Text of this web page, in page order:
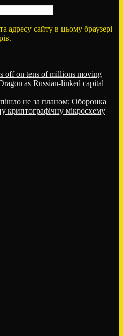
адресу сайту в цьому браузері
off on tens of millions moving
as Russian-linked capital
не за планом: Оборонка
криптографічну мікросхему